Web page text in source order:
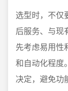
选型时，不仅
后服务、与现
先考虑易用性
和自动化程度
决定，避免功